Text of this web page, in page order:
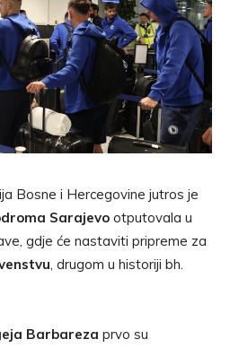
Bosne i Hercegovine jutros je
Sarajevo otputovala u
gdje će nastaviti pripreme za
, drugom u historiji bh.
Barbareza prvo su